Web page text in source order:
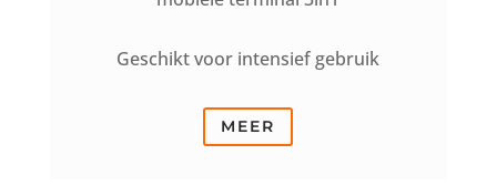
Geschikt voor intensief gebruik
MEER